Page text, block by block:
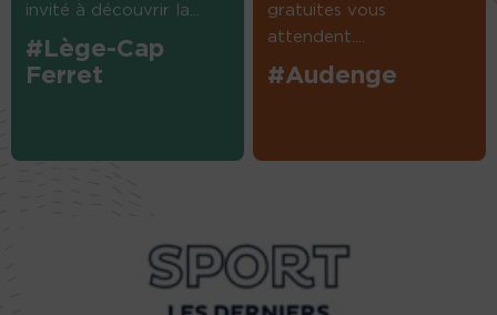
invité à découvrir la...
#Lège-Cap
Ferret
gratuites vous
attendent....
#Audenge